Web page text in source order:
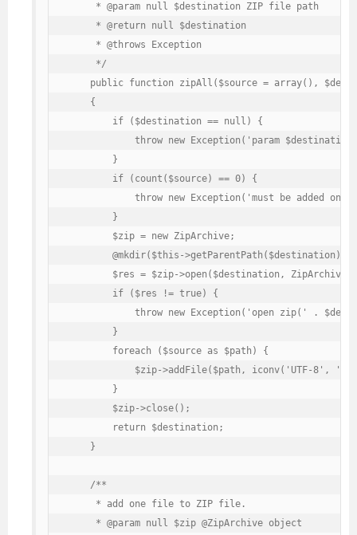
     * @param null $destination ZIP file path
     * @return null $destination
     * @throws Exception
     */
public function zipAll($source = array(),
    {
        if ($destination == null) {
throw new Exception('param $destination
        }
        if (count($source) == 0) {
throw new Exception('must be added one
        }
        $zip = new ZipArchive;
@mkdir($this->getParentPath($destination),
$res = $zip->open($destination,
        if ($res != true) {
throw new Exception('open zip(' .
        }
        foreach ($source as $path) {
$zip->addFile($path, iconv('UTF-8',
        }
        $zip->close();
        return $destination;
    }
    /**
     * add one file to ZIP file.
     * @param null $zip @ZipArchive object